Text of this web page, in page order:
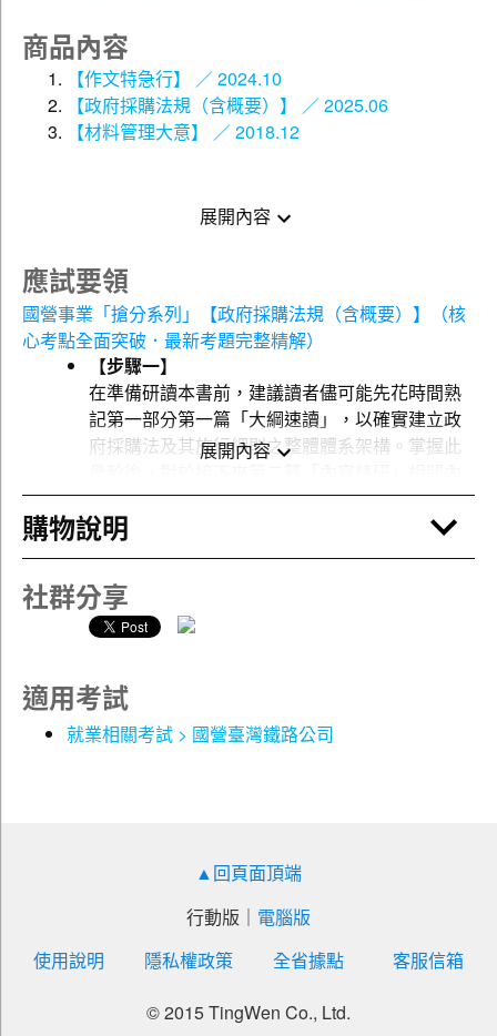
贈雲端課程(超值好禮)
線上免費體驗名師授課內容(
的好康，一定要把握!!
※照片僅供參考，詳細內容參「套書內容（產品規格）」
版日期不同，單書出版日期請依單本為主，煩請您特別注
國營臺灣鐵路股份有限公司115年新進人員甄試
●考試介紹：
臺灣鐵路於113年元旦轉型為國營臺灣鐵路股份有限公司
（以下簡稱臺鐵公司）最高起薪為42,000元，另享有考核
獎金、績效獎金、勞保、健保及按月提撥勞工退休金等福
利，錄取人員不適用公務員相關規定。
四大經營策略：確保安全、提升服務、永續經營及幸福企
業為主軸，期望招募具有服務熱忱和專業技術的人才加入
經營團隊，公司未來設有完整的從業人員職務薪級制度，
將藉由在職訓練逐級培養公司中堅幹部，升遷管道暢通。
此項甄試係依據臺鐵公司相關人事規章辦理，歡迎有志鐵
●考試資訊：
報名日期：115/1/15~115/1/29
(三)年齡：依勞動基準法規定辦理。
一、助理工程師、助理管理師，正取41名，備取111名。
商品內容
【作文特急行】 ／ 2024.10
【政府採購法規（含概要）】 ／ 2025.06
【材料管理大意】 ／ 2018.12
展開內容
應試要領
國營事業「搶分系列」【政府採購法規（含概要）】（核
心考點全面突破．最新考題完整精解）
【步驟一】
在準備研讀本書前，建議讀者儘可能先花時間熟
記第一部分第一篇「大綱速讀」，以確實建立政
府採購法及其施行細則之整體體系架構。掌握此
容之延伸學習，便能獲得更深入而精準的理解，
及厚實之基礎。
【步驟二】
讀完第一部分後，請務必精研第三部分「精選題
庫」。除可給予自己模擬演練的機會，更可藉此
之自我評量，找出學習上之盲點，儘早補強之。
最後，建議讀者再預留考前三天之時間，勤作第
四部分「歷屆相關試題與解析」之考古題。正所
謂「鑑往知來」，透過歷屆相關考古題之研習及
容整理，歷屆試題精析）
所認識。在瞭解內容後，接下來可以透過練習考題的方式，
馬上演練與複習所學，如此將會是最有效率的讀書方式。
充分的了解，遇到各種題目是否可以順利回答，能夠強化核
展開內容
購物說明
社群分享
適用考試
就業相關考試 > 國營臺灣鐵路公司
▲回頁面頂端
行動版 ｜ 電腦版
使用說明
隱私權政策 全省據點 客服信箱
© 2015 TingWen Co., Ltd.